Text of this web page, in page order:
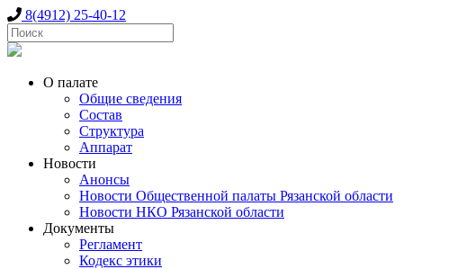
8(4912) 25-40-12
О палате
Общие сведения
Состав
Структура
Аппарат
Новости
Анонсы
Новости Общественной палаты Рязанской области
Новости НКО Рязанской области
Документы
Регламент
Кодекс этики